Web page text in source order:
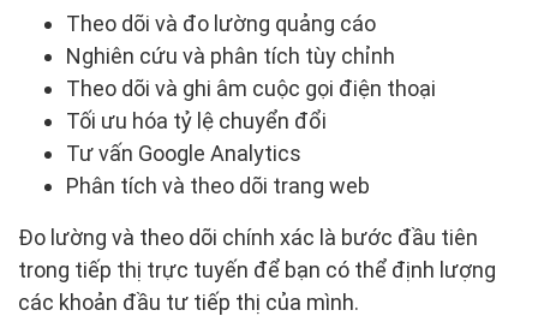
Theo dõi và đo lường quảng cáo
Nghiên cứu và phân tích tùy chỉnh
Theo dõi và ghi âm cuộc gọi điện thoại
Tối ưu hóa tỷ lệ chuyển đổi
Tư vấn Google Analytics
Phân tích và theo dõi trang web
Đo lường và theo dõi chính xác là bước đầu tiên
trong tiếp thị trực tuyến để bạn có thể định lượng
các khoản đầu tư tiếp thị của mình.